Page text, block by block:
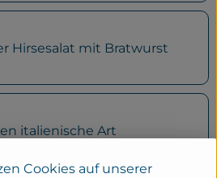
Hirsesalat mit Bratwurst
italienische Art
Cookies auf unserer